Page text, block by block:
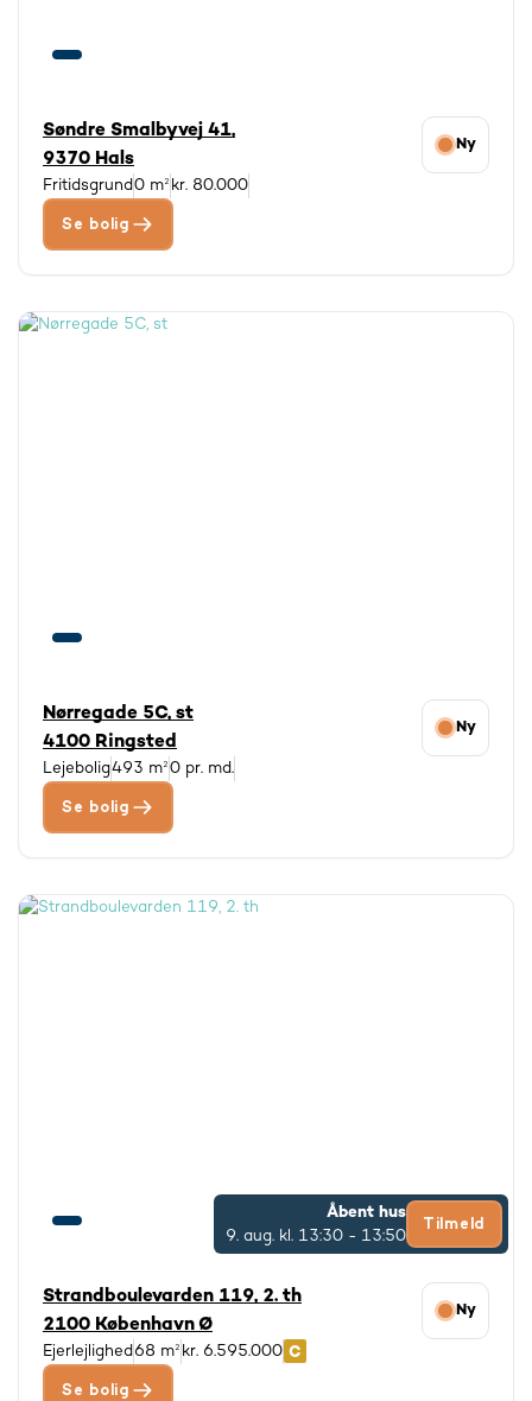
Søndre Smalbyvej 41,
9370 Hals
Ny
Fritidsgrund0 m² kr. 80.000
Se bolig
Nørregade 5C, st
4100 Ringsted
Ny
Lejebolig493 m²0 pr. md.
Se bolig
Åbent hus
9. aug. kl. 13:30 - 13:50
Tilmeld
Strandboulevarden 119, 2. th
2100 København Ø
Ny
Ejerlejlighed 68 m² kr. 6.595.000
Se bolig